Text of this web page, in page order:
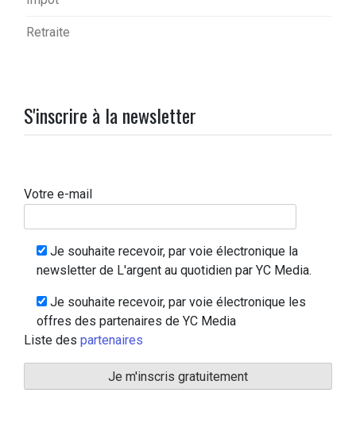
Retraite
S'inscrire à la newsletter
Votre e-mail
Je souhaite recevoir, par voie électronique la
newsletter de L'argent au quotidien par YC Media.
Je souhaite recevoir, par voie électronique les
offres des partenaires de YC Media
Liste des partenaires